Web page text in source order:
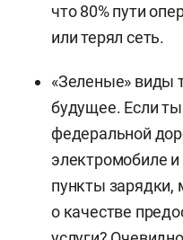
что 80% пути
или терял сеть.
«Зеленые» виды
будущее. Если
федеральной
электромобиле
пункты зарядки,
о качестве